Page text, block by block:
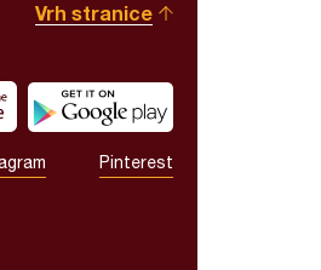
Vrh stranice
Pinterest